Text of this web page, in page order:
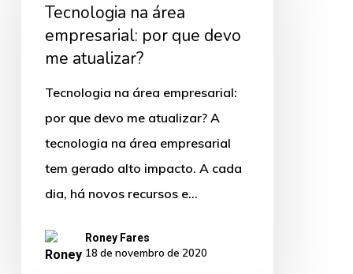
área
empresarial:
atualizar?
Tecnologia na área
empresarial: por que devo
me atualizar?
Tecnologia na área empresarial:
por que devo me atualizar? A
tecnologia na área empresarial
tem gerado alto impacto. A cada
dia, há novos recursos e…
Roney Fares
18 de novembro de 2020